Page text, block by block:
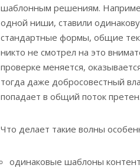
шаблонным решениям.
одной ниши, ставили
стандартные формы, общие
никто не смотрел на это
проверке меняется,
тогда даже добросовестный
попадает в общий поток
Что делает такие волны
одинаковые шаблоны